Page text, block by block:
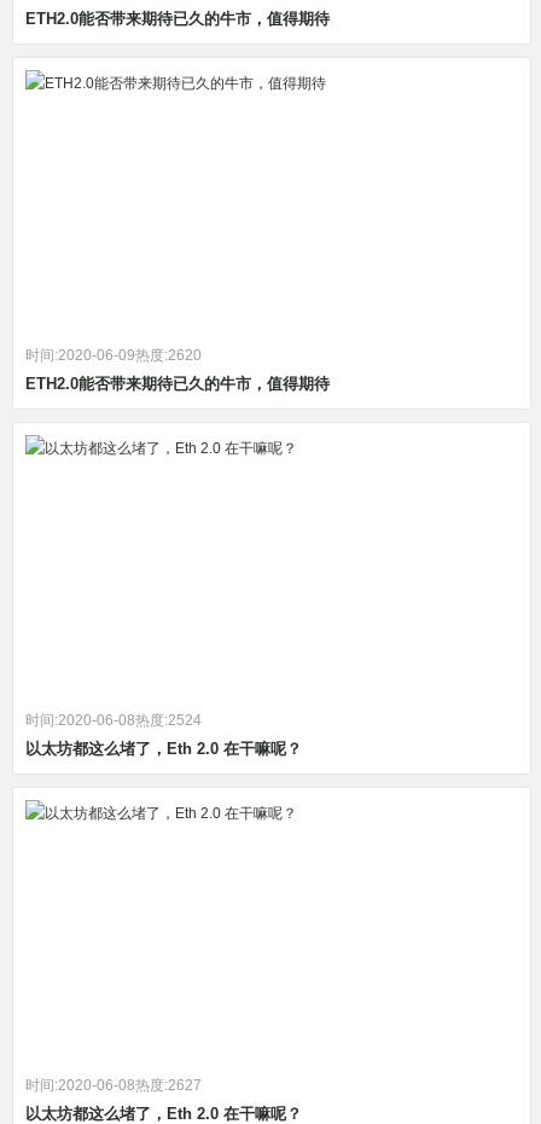
ETH2.0能否带来期待已久的牛市，值得期待
时间:2020-06-09热度:2620
ETH2.0能否带来期待已久的牛市，值得期待
时间:2020-06-08热度:2524
以太坊都这么堵了，Eth 2.0 在干嘛呢？
时间:2020-06-08热度:2627
以太坊都这么堵了，Eth 2.0 在干嘛呢？